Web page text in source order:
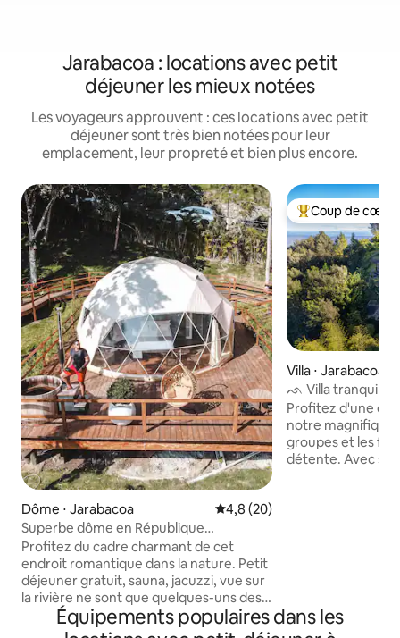
Jarabacoa : locations avec petit
déjeuner les mieux notées
Les voyageurs approuvent : ces locations avec petit
déjeuner sont très bien notées pour leur
emplacement, leur propreté et bien plus encore.
Dôme ⋅ Jarabacoa Évaluation moyenne sur la
4,8 (20)
Superbe dôme en République
dominicaine - Adultes uniquement
Profitez du cadre charmant de cet
endroit romantique dans la nature. Petit
déjeuner gratuit, sauna, jacuzzi, vue sur
la rivière ne sont que quelques-uns des
équipements que cet endroit a à offrir !
Situé dans la belle ville de Jarabacoa, cet
Coups de cœur
Coup de cœur
Villa ⋅ Jarabacoa
ᨒ Villa tranquille
vues ᨒ
Profitez d'une
notre magnifique
groupes et les
détente. Avec sa
grandes fenêtres
instant spécial.
Équipements populaires dans les